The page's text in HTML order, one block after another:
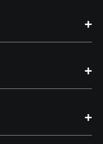
+
+
+